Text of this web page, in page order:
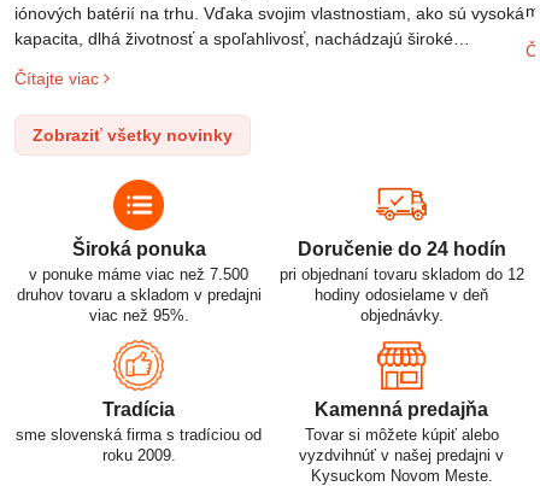
iónových batérií na trhu. Vďaka svojim vlastnostiam, ako sú vysoká
kapacita, dlhá životnosť a spoľahlivosť, nachádzajú široké
po elektrické vozidlá. Pochopenie ich delenia, označovania a
správneho používania je kľúčom k ich efektívnemu a bezpečnému
využitiu.
Čítajte viac
Zobraziť všetky novinky
Široká ponuka
v ponuke máme viac než 7.500
druhov tovaru a skladom v predajni
viac než 95%.
Doručenie do 24 hodín
pri objednaní tovaru skladom do 12
hodiny odosielame v deň
objednávky.
Tradícia
sme slovenská firma s tradíciou od
roku 2009.
Kamenná predajňa
Tovar si môžete kúpiť alebo
vyzdvihnúť v našej predajni v
Kysuckom Novom Meste.